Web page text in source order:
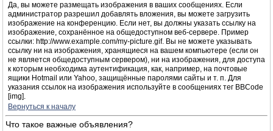
Да, вы можете размещать изображения в ваших сообщениях. Если
администратор разрешил добавлять вложения, вы можете загрузить
изображение на конференцию. Если нет, вы должны указать ссылку на
изображение, сохранённое на общедоступном веб-сервере. Пример
ссылки: http://www.example.com/my-picture.gif. Вы не можете указывать
ссылку ни на изображения, хранящиеся на вашем компьютере (если он
не является общедоступным сервером), ни на изображения, для доступа
к которым необходима аутентификация, как, например, на почтовые
ящики Hotmail или Yahoo, защищённые паролями сайты и т. п. Для
указания ссылок на изображения используйте в сообщениях тег BBCode
[img].
Вернуться к началу
Что такое важные объявления?